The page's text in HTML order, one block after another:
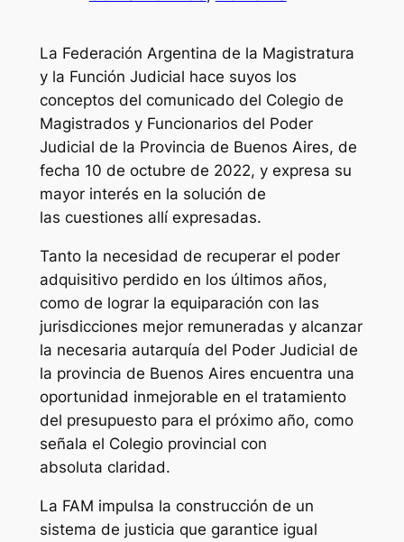
La Federación Argentina de la Magistratura
y la Función Judicial hace suyos los
conceptos del comunicado del Colegio de
Magistrados y Funcionarios del Poder
Judicial de la Provincia de Buenos Aires, de
fecha 10 de octubre de 2022, y expresa su
mayor interés en la solución de
las cuestiones allí expresadas.
Tanto la necesidad de recuperar el poder
adquisitivo perdido en los últimos años,
como de lograr la equiparación con las
jurisdicciones mejor remuneradas y alcanzar
la necesaria autarquía del Poder Judicial de
la provincia de Buenos Aires encuentra una
oportunidad inmejorable en el tratamiento
del presupuesto para el próximo año, como
señala el Colegio provincial con
absoluta claridad.
La FAM impulsa la construcción de un
sistema de justicia que garantice igual